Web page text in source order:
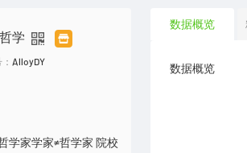
学
AlloyDY
学家学家≠哲学家 院校
数据概览
数据概览